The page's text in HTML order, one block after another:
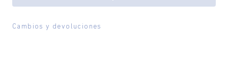
Cambios y devoluciones